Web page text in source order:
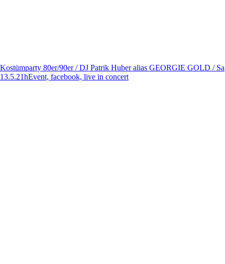
Kostümparty 80er/90er / DJ Patrik Huber alias GEORGIE GOLD / Sa
13.5.21hEvent, facebook, live in concert